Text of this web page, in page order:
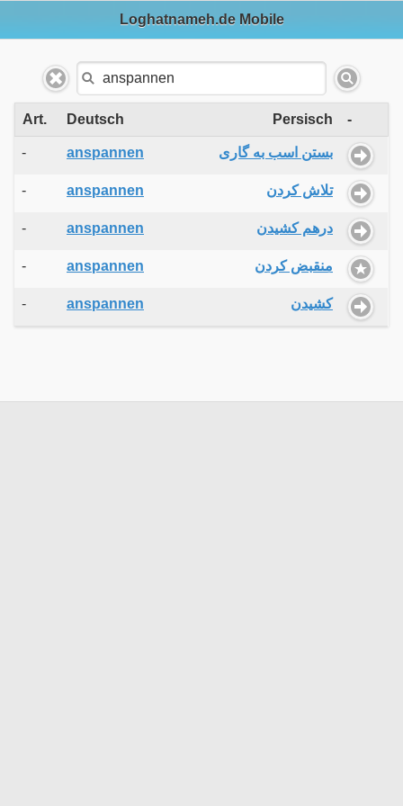
Loghatnameh.de Mobile
Art. Deutsch Persisch -
- anspannen بستن اسب به گاری
- anspannen تلاش کردن
- anspannen درهم کشیدن
- anspannen منقبض کردن
- anspannen کشیدن